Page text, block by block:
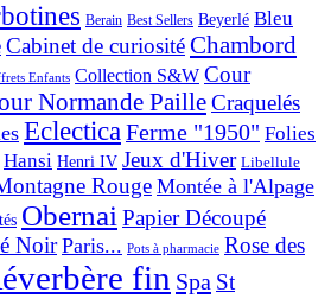
Berain Best Sellers Beyerlé Bleu
Cabinet de curiositéChambord
Enfants Collection S&W Cour
Normande PailleCraquelés
EclecticaFerme "1950" Folies
Hansi Henri IV Jeux d'Hiver Libellule
RougeMontée à l'Alpage
ObernaiPapier Découpé
Noir Paris... Pots à pharmacie Rose des
fin Spa St